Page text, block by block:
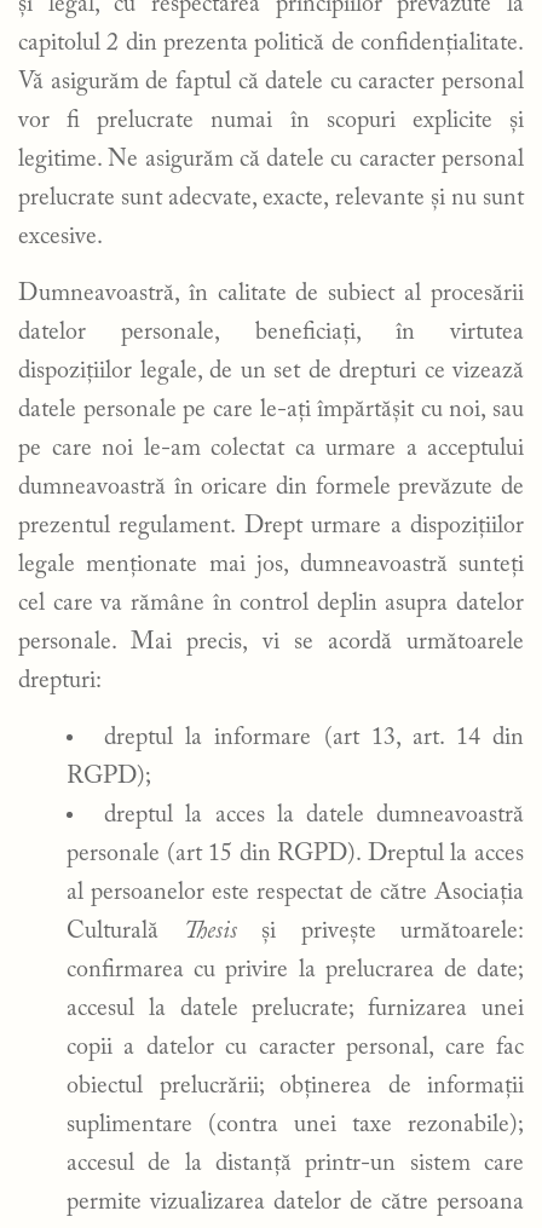
și legal, cu respectarea principiilor prevăzute la
capitolul 2 din prezenta politică de confidențialitate.
Vă asigurăm de faptul că datele cu caracter personal
vor fi prelucrate numai în scopuri explicite și
legitime. Ne asigurăm că datele cu caracter personal
prelucrate sunt adecvate, exacte, relevante și nu sunt
excesive.
Dumneavoastră, în calitate de subiect al procesării
datelor personale, beneficiați, în virtutea
dispozițiilor legale, de un set de drepturi ce vizează
datele personale pe care le-ați împărtășit cu noi, sau
pe care noi le-am colectat ca urmare a acceptului
dumneavoastră în oricare din formele prevăzute de
prezentul regulament. Drept urmare a dispozițiilor
legale menționate mai jos, dumneavoastră sunteți
cel care va rămâne în control deplin asupra datelor
personale. Mai precis, vi se acordă următoarele
drepturi:
dreptul la informare (art 13, art. 14 din
RGPD);
dreptul la acces la datele dumneavoastră
personale (art 15 din RGPD). Dreptul la acces
al persoanelor este respectat de către Asociația
Culturală
Thesisși privește următoarele:
confirmarea cu privire la prelucrarea de date;
accesul la datele prelucrate; furnizarea unei
copii a datelor cu caracter personal, care fac
obiectul prelucrării; obținerea de informații
suplimentare (contra unei taxe rezonabile);
accesul de la distanță printr-un sistem care
permite vizualizarea datelor de către persoana